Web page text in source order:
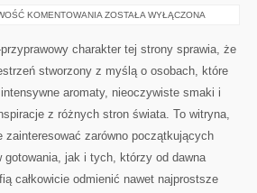
KOMENTOWANIA PERFUMY
ZOSTAŁA WYŁĄCZONA
charakter tej strony sprawia, że
stworzony z myślą o osobach, które
aromaty, nieoczywiste smaki i
z różnych stron świata. To witryna,
zainteresować zarówno początkujących
gotowania, jak i tych, którzy od dawna
całkowicie odmienić nawet najprostsze